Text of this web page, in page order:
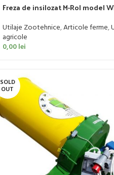
Freza de insilozat M-Rol model
Utilaje Zootehnice,Articole ferme,
agricole
0,00lei
SOLD
OUT